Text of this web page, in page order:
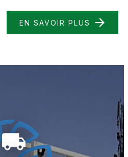
EN SAVOIR PLUS
local_shipping